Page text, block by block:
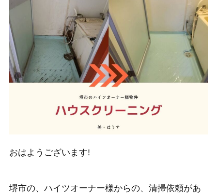
おはようございます!
堺市の、ハイツオーナー様からの、清掃依頼があ